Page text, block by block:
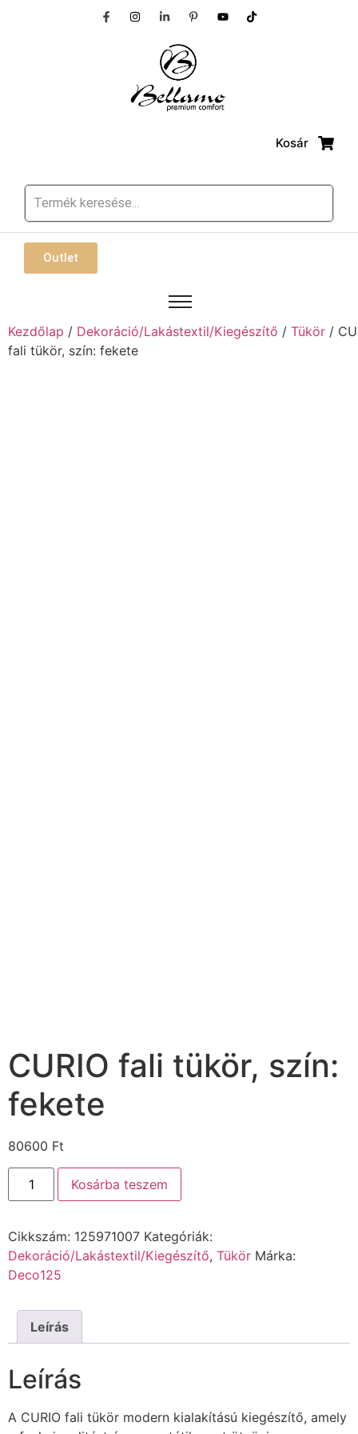
Kosár
Outlet
Kezdőlap / Dekoráció/Lakástextil/Kiegészítő / Tükör /
fali tükör, szín: fekete
CURIO fali tükör, szín:
fekete
80600 Ft
Kosárba teszem
Cikkszám: 125971007 Kategóriák:
Dekoráció/Lakástextil/Kiegészítő, Tükör Márka:
Deco125
Leírás
Leírás
A CURIO fali tükör modern kialakítású kiegészítő, amely